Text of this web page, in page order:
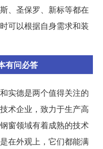
、圣保罗、新标等都在
可以根据自身需求和装
有问必答
实德是两个值得关注的
术企业，致力于生产高
窗领域有着成熟的技术
在外观上，它们都能满